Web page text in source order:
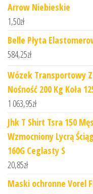
Arrow Niebieskie
1,50zł
Belle Płyta
584,25zł
Wózek Transportowy
Nośność 200 Kg Koła
1 063,95zł
Jhk T Shirt Tsra 150
Wzmocniony Lycrą
160G Ceglasty S
20,85zł
Maski ochronne Vorel